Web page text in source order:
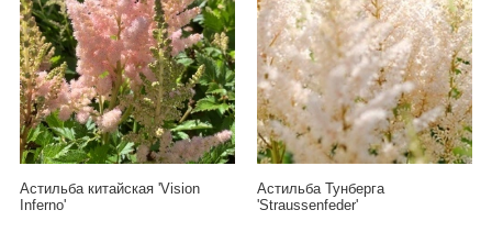
Астильба китайская 'Vision
Inferno'
Астильба Тунберга
'Straussenfeder'